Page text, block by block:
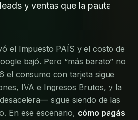
y ventas que la pauta
el Impuesto PAÍS y el costo de
bajó. Pero “más barato” no
el consumo con tarjeta sigue
IVA e Ingresos Brutos, y la
sigue siendo de las
En ese escenario, cómo pagás